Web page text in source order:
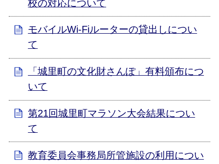
校の対応について
モバイルWi-Fiルーターの貸出しについ
て
「城里町の文化財さんぽ」有料頒布につ
いて
第21回城里町マラソン大会結果につい
て
教育委員会事務局所管施設の利用につい